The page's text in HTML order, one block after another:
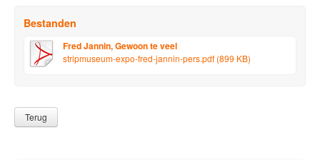
Bestanden
Fred Jannin, Gewoon te veel
stripmuseum-expo-fred-jannin-pers.pdf (899 KB)
Terug